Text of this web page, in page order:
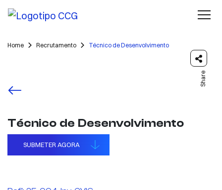
Home Recrutamento Técnico de Desenvolvimento
Share
Técnico de Desenvolvimento
SUBMETER AGORA